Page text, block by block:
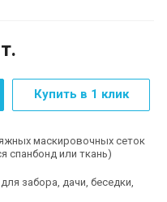
Купить в 1 клик
маскировочных сеток
спанбонд или ткань)
забора, дачи, беседки,